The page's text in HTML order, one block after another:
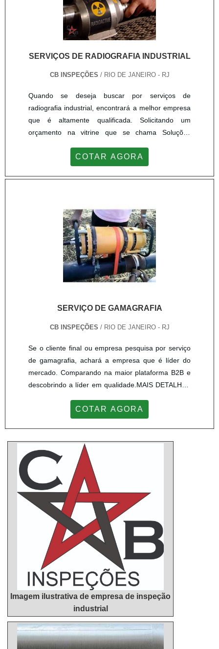
SERVIÇOS DE RADIOGRAFIA INDUSTRIAL
CB INSPEÇÕES / RIO DE JANEIRO - RJ
Quando se deseja buscar por serviços de
radiografia industrial, encontrará a melhor empresa
que é altamente qualificada. Solicitando um
orçamento na vitrine que se chama Soluções
mercado.MAIS DETALHES SOBRE SERVIÇOS DE
serviços de radiografia industrial altamente
COTAR AGORA
SERVIÇO DE GAMAGRAFIA
CB INSPEÇÕES / RIO DE JANEIRO - RJ
Se o cliente final ou empresa pesquisa por serviço
de gamagrafia, achará a empresa que é líder do
mercado. Comparando na maior plataforma B2B e
descobrindo a líder em qualidade.MAIS DETALHES
GAMAGRAFIAQuem precisa de serviço de
atendimento à emergência, oferecendo sempre a
melhor opção para o cliente final. Sem troc...
COTAR AGORA
Imagem ilustrativa de empresa de inspeção
industrial